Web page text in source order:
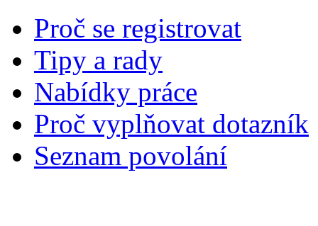
Proč se registrovat
Tipy a rady
Nabídky práce
Proč vyplňovat dotazník
Seznam povolání